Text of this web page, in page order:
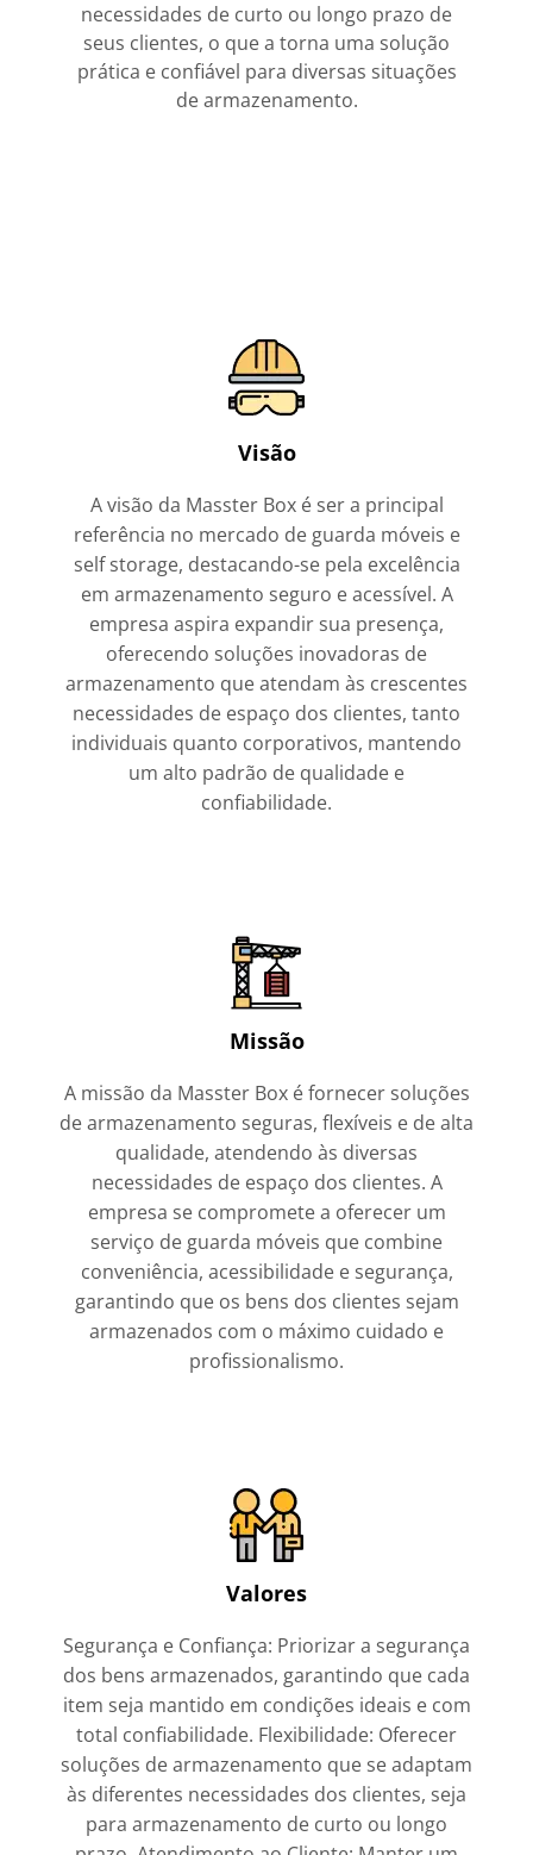
necessidades de curto ou longo prazo de
seus clientes, o que a torna uma solução
prática e confiável para diversas situações
de armazenamento.
Visão
A visão da Masster Box é ser a principal
referência no mercado de guarda móveis e
self storage, destacando-se pela excelência
em armazenamento seguro e acessível. A
empresa aspira expandir sua presença,
oferecendo soluções inovadoras de
armazenamento que atendam às crescentes
necessidades de espaço dos clientes, tanto
individuais quanto corporativos, mantendo
um alto padrão de qualidade e
confiabilidade.
Missão
A missão da Masster Box é fornecer soluções
de armazenamento seguras, flexíveis e de alta
qualidade, atendendo às diversas
necessidades de espaço dos clientes. A
empresa se compromete a oferecer um
serviço de guarda móveis que combine
conveniência, acessibilidade e segurança,
garantindo que os bens dos clientes sejam
armazenados com o máximo cuidado e
profissionalismo.
Valores
Segurança e Confiança: Priorizar a segurança
dos bens armazenados, garantindo que cada
item seja mantido em condições ideais e com
total confiabilidade. Flexibilidade: Oferecer
soluções de armazenamento que se adaptam
às diferentes necessidades dos clientes, seja
para armazenamento de curto ou longo